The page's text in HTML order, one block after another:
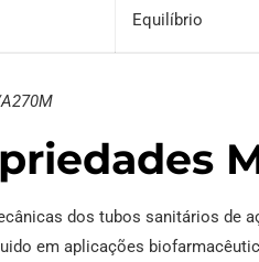
Equilíbrio
dos tubos sanitários de
em aplicações